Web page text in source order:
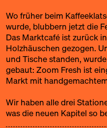
Wo früher beim
wurde, blubbern jetzt die
Das Marktcafé ist zurück
Holzhäuschen gezogen.
und Tische standen,
gebaut: Zoom Fresh ist
Markt mit
Wir haben alle drei
was die neuen Kapitel so